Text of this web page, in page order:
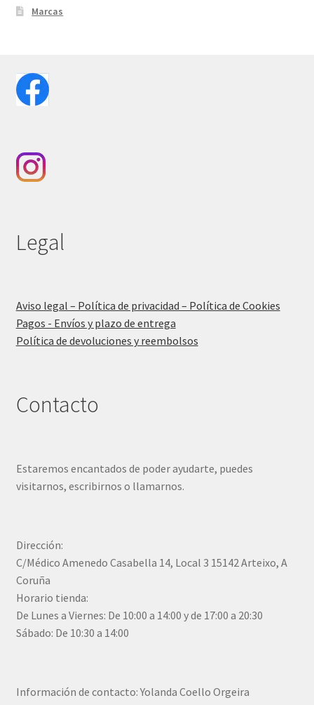
Marcas
Legal
Aviso legal – Política de privacidad – Política de Cookies
Pagos - Envíos y plazo de entrega
Política de devoluciones y reembolsos
Contacto
Estaremos encantados de poder ayudarte, puedes
visitarnos, escribirnos o llamarnos.
Dirección:
C/Médico Amenedo Casabella 14, Local 3 15142 Arteixo, A
Coruña
Horario tienda:
De Lunes a Viernes: De 10:00 a 14:00 y de 17:00 a 20:30
Sábado: De 10:30 a 14:00
Información de contacto: Yolanda Coello Orgeira